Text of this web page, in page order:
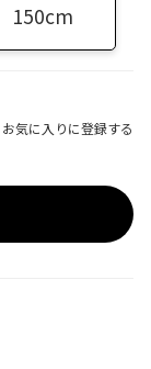
150cm
お気に入りに登録する